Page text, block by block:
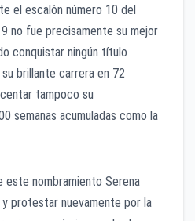
el escalón número 10 del
no fue precisamente su mejor
conquistar ningún título
brillante carrera en 72
tampoco su
semanas acumuladas como la
este nombramiento Serena
protestar nuevamente por la